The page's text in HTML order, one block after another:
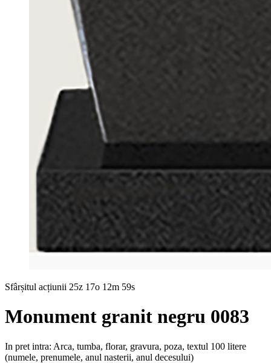
Sfârșitul acțiunii 25z 17o 12m 58s
Monument granit negru 0083
In pret intra: Arca, tumba, florar, gravura, poza, textul 100 litere
(numele, prenumele, anul nasterii, anul decesului)